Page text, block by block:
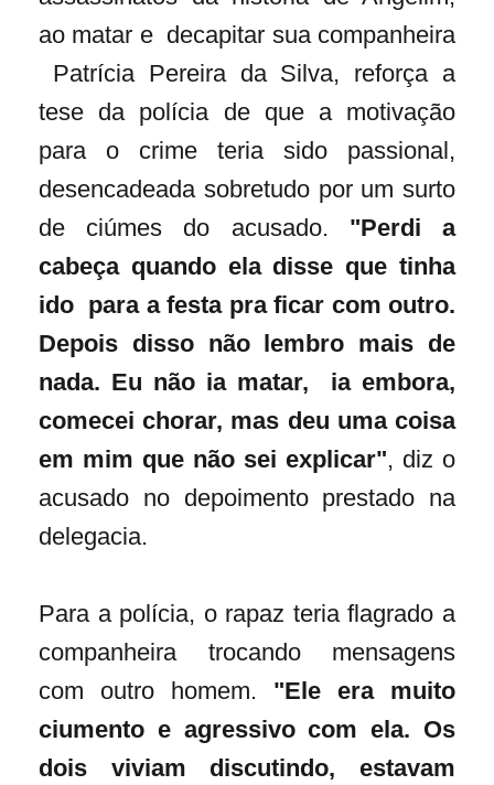
ao matar e decapitar sua companheira
Patrícia Pereira da Silva, reforça a
tese da polícia de que a motivação
para o crime teria sido passional,
desencadeada sobretudo por um surto
de ciúmes do acusado. "Perdi a
cabeça quando ela disse que tinha
ido para a festa pra ficar com outro.
Depois disso não lembro mais de
nada. Eu não ia matar, ia embora,
comecei chorar, mas deu uma coisa
em mim que não sei explicar", diz o
acusado no depoimento prestado na
delegacia.
Para a polícia, o rapaz teria flagrado a
companheira trocando mensagens
com outro homem. "Ele era muito
ciumento e agressivo com ela. Os
dois viviam discutindo, estavam